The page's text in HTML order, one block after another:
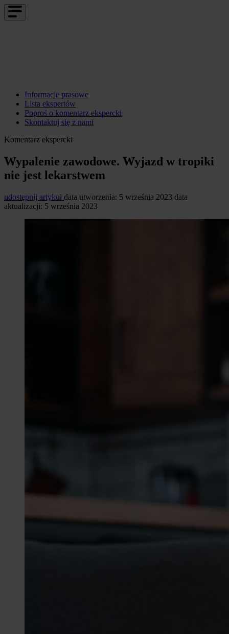
Informacje prasowe
Lista ekspertów
Poproś o komentarz ekspercki
Skontaktuj się z nami
Komentarz ekspercki
Wypalenie zawodowe. Wyjazd w tropiki
nie jest lekarstwem
udostępnij artykuł data utworzenia: 5 września 2023 data
aktualizacji: 5 września 2023